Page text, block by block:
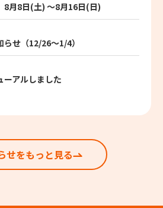
月8日(土) ～8月16日(日)
せ（12/26～1/4）
ーアルしました
せをもっと見る